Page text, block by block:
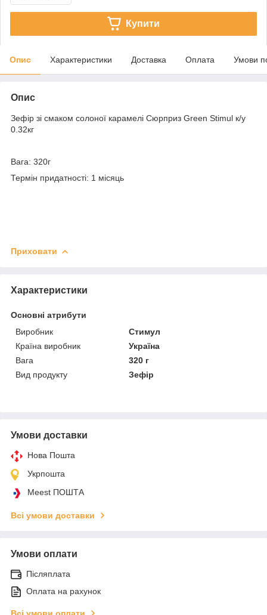
Купити
Опис Характеристики Доставка Оплата Умови
Опис
Зефір зі смаком солоної карамелі Сюрприз Green Stimul к/у
0.32кг
Вага: 320г
Термін придатності: 1 місяць
Приховати
Характеристики
Основні атрибути
Виробник
Стимул
Країна виробник
Україна
Вага
320 г
Вид продукту
Зефір
Умови доставки
Нова Пошта
Укрпошта
Meest ПОШТА
Всі умови доставки
Умови оплати
Післяплата
Оплата на рахунок
Всі умови оплати